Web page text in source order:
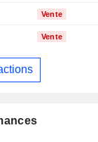
Vente
Vente